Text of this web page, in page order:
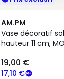
AM.PM
Vase décoratif
hauteur 11 cm,
17,10 €
19,00 €